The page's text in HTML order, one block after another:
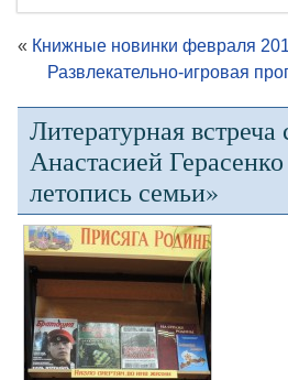
« Книжные новинки февраля
Развлекательно-игровая
Литературная встреча
Анастасией
летопись семьи»